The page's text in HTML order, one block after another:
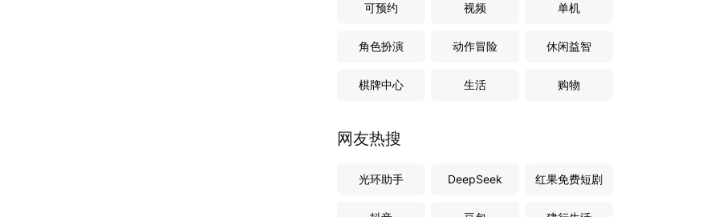
可预约 视频 单机
角色扮演 动作冒险 休闲益智
棋牌中心 生活 购物
网友热搜
光环助手 DeepSeek 红果免费短剧